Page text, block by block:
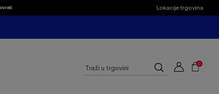
Lokacije trgovina
Suggested
site
content
Traži
u
0